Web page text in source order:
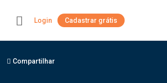
Login Cadastrar grátis
Compartilhar